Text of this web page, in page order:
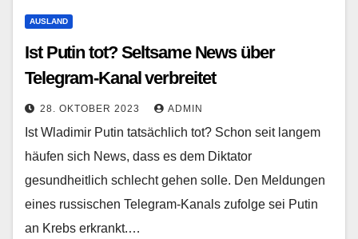
AUSLAND
Ist Putin tot? Seltsame News über
Telegram-Kanal verbreitet
28. OKTOBER 2023 ADMIN
Ist Wladimir Putin tatsächlich tot? Schon seit langem
häufen sich News, dass es dem Diktator
gesundheitlich schlecht gehen solle. Den Meldungen
eines russischen Telegram-Kanals zufolge sei Putin
an Krebs erkrankt.…